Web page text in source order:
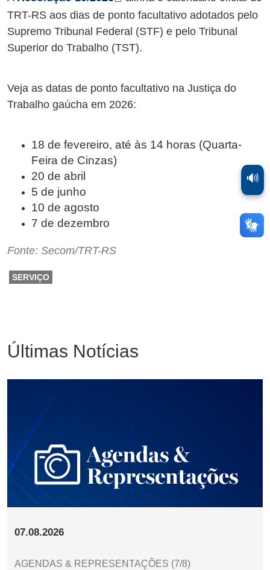
TRT-RS aos dias de ponto facultativo adotados pelo
Supremo Tribunal Federal (STF) e pelo Tribunal
Superior do Trabalho (TST).
Veja as datas de ponto facultativo na Justiça do
Trabalho gaúcha em 2026:
18 de fevereiro, até às 14 horas (Quarta-
Feira de Cinzas)
20 de abril
5 de junho
10 de agosto
7 de dezembro
Fonte: Secom/TRT-RS
SERVIÇO
Últimas Notícias
07.08.2026
AGENDAS & REPRESENTAÇÕES (7/8)
🔊